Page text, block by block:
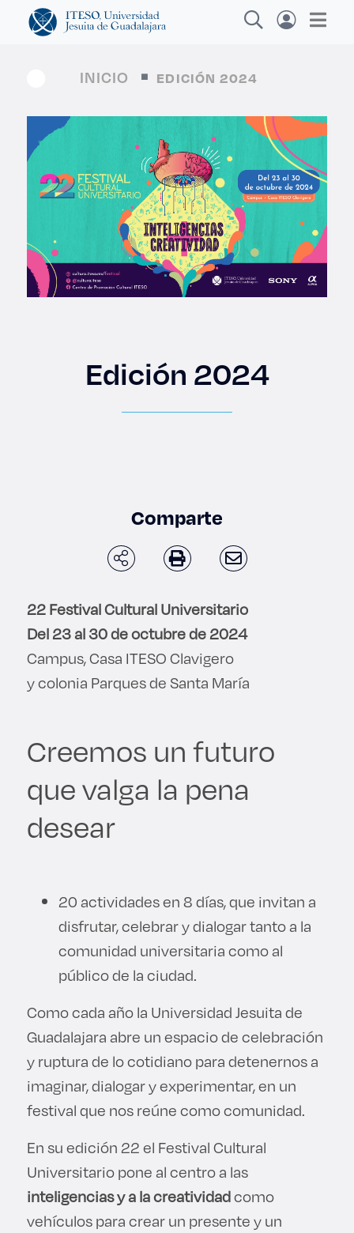
Explora sitios web, programas académicos,
actividades y noticias
|
Enlaces de interés
Lo más buscado
Carreras
Becas
INICIO EDICIÓN 2024
Edición 2024
Comparte
22 Festival Cultural Universitario
Del 23 al 30 de octubre de 2024
Campus, Casa ITESO Clavigero
y colonia Parques de Santa María
Creemos un futuro
que valga la pena
desear
20 actividades en 8 días, que invitan a
disfrutar, celebrar y dialogar tanto a la
comunidad universitaria como al
público de la ciudad.
Como cada año la Universidad Jesuita de
Guadalajara abre un espacio de celebración
y ruptura de lo cotidiano para detenernos a
imaginar, dialogar y experimentar, en un
festival que nos reúne como comunidad.
En su edición 22 el Festival Cultural
Universitario pone al centro a las
inteligencias y a la creatividadcomo
vehículos para crear un presente y un